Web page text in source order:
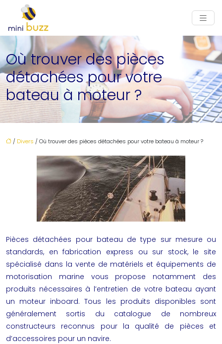
Où trouver des pièces
détachées pour votre
bateau à moteur ?
/ Divers / Où trouver des pièces détachées pour votre bateau à moteur ?
Pièces détachées pour bateau de type sur mesure ou
standards, en fabrication express ou sur stock, le site
spécialisé dans la vente de matériels et équipements de
motorisation marine vous propose notamment des
produits nécessaires à l’entretien de votre bateau ayant
un moteur inboard. Tous les produits disponibles sont
généralement sortis du catalogue de nombreux
constructeurs reconnus pour la qualité de pièces et
d’accessoires pour un navire.